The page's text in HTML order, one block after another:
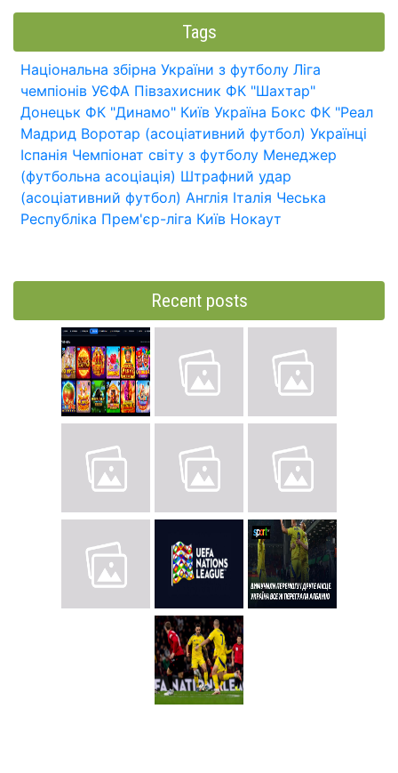
Tags
Національна збірна України з футболу Ліга
чемпіонів УЄФА Півзахисник ФК "Шахтар"
Донецьк ФК "Динамо" Київ Україна Бокс ФК "Реал
Мадрид Воротар (асоціативний футбол) Українці
Іспанія Чемпіонат світу з футболу Менеджер
(футбольна асоціація) Штрафний удар
(асоціативний футбол) Англія Італія Чеська
Республіка Прем'єр-ліга Київ Нокаут
Recent posts